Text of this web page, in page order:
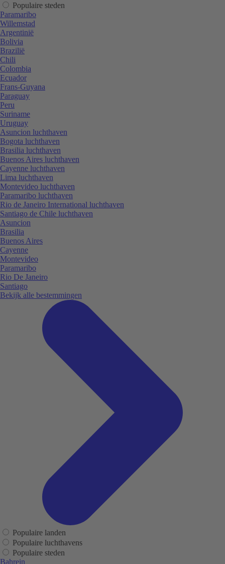
Populaire steden
Paramaribo
Willemstad
Argentinië
Bolivia
Brazilië
Chili
Colombia
Ecuador
Frans-Guyana
Paraguay
Peru
Suriname
Uruguay
Asuncion luchthaven
Bogota luchthaven
Brasilia luchthaven
Buenos Aires luchthaven
Cayenne luchthaven
Lima luchthaven
Montevideo luchthaven
Paramaribo luchthaven
Rio de Janeiro International luchthaven
Santiago de Chile luchthaven
Asuncion
Brasilia
Buenos Aires
Cayenne
Montevideo
Paramaribo
Rio De Janeiro
Santiago
Bekijk alle bestemmingen
Populaire landen
Populaire luchthavens
Populaire steden
Bahrein